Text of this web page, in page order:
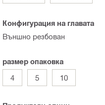
Конфигурация на главата
Външно резбован
размер опаковка
4
5 10